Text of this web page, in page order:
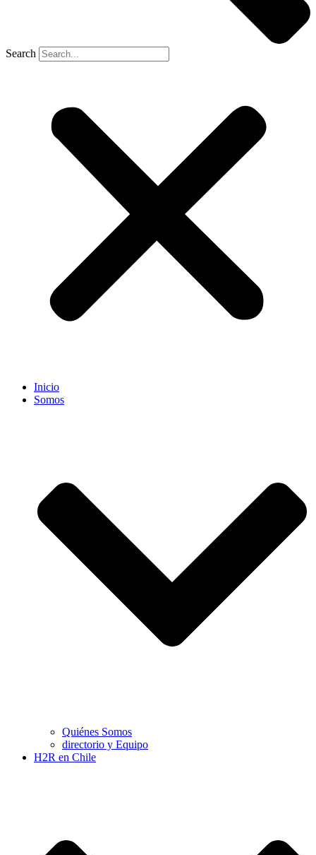
Search
Inicio
Somos
Quiénes Somos
directorio y Equipo
H2R en Chile